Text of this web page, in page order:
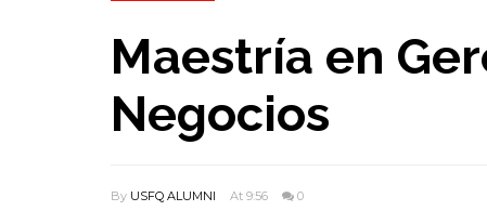
Maestría en
Negocios
By USFQ ALUMNI At 9:56 0